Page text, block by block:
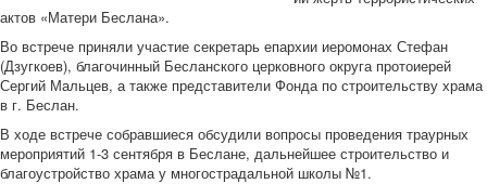
актов «Матери Беслана».
Во встрече приняли участие секретарь епархии иеромонах Стефан
(Дзугкоев), благочинный Бесланского церковного округа протоиерей
Сергий Мальцев, а также представители Фонда по строительству храма
в г. Беслан.
В ходе встрече собравшиеся обсудили вопросы проведения траурных
мероприятий 1-3 сентября в Беслане, дальнейшее строительство и
благоустройство храма у многострадальной школы №1.